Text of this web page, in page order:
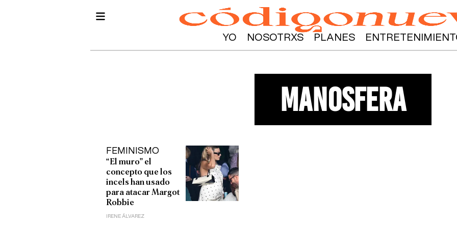
YO NOSOTRXS PLANES
manosfera
FEMINISMO
“El muro” el
concepto que los
incels han usado
para atacar Margot
Robbie
IRENE ÁLVAREZ